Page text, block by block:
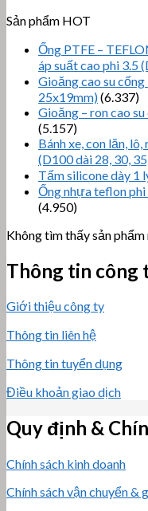
Sản phẩm HOT
Ống PTFE –
áp suất cao phi 3.5
Gioăng cao su
25x19mm)(6.337)
Gioăng – ron cao
(5.157)
Bánh xe, con lăn,
(D100 dài 28, 30,
Tấm silicone dày 1
Ống nhựa teflon
(4.950)
Không tìm thấy sản
Thông tin công
Giới thiệu công ty
Thông tin liên hệ
Thông tin tuyển dụng
Điều khoản giao dịch
Quy định &
Chính sách kinh doanh
Chính sách vận chuyển &